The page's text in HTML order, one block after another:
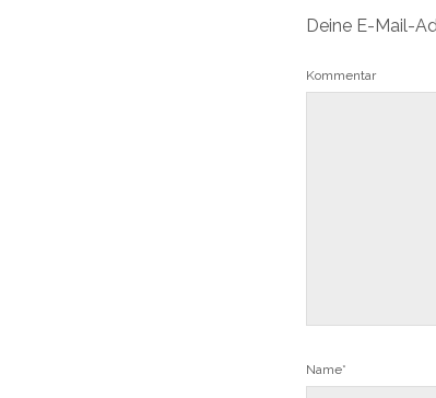
Deine E-Mail-
Kommentar
Name*